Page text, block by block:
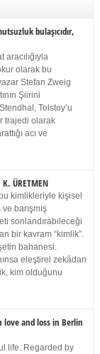
bulaşıcıdır,
olarak bu
Stefan Zweig
Şiirini
Tolstoy’u
trajedi olarak
acı ve
ÜRETMEN
kimlikleriyle kişisel
barışmış
sonlandırabileceği
bir kavram “kimlik”.
bahanesi.
eleştirel zekâdan
kim olduğunu
love and loss in Berlin
life. Regarded by